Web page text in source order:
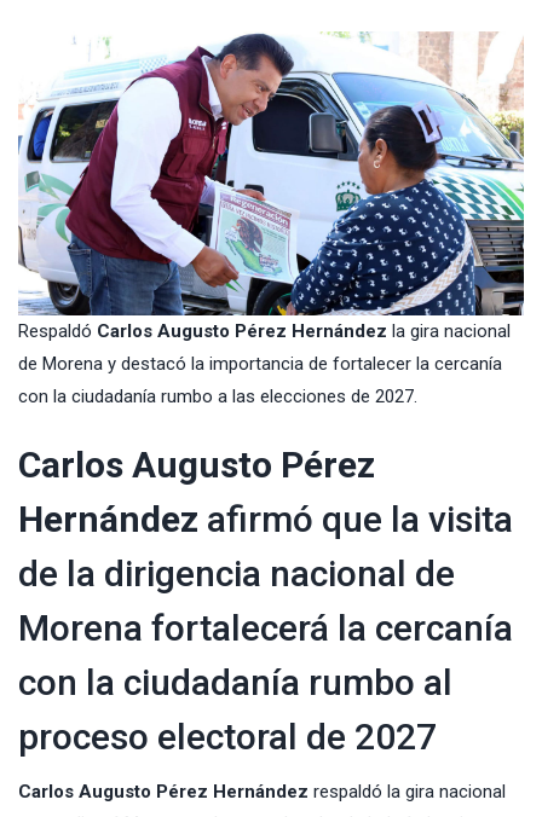
Respaldó Carlos Augusto Pérez Hernández la gira nacional
de Morena y destacó la importancia de fortalecer la cercanía
con la ciudadanía rumbo a las elecciones de 2027.
Carlos Augusto Pérez
Hernández afirmó que la visita
de la dirigencia nacional de
Morena fortalecerá la cercanía
con la ciudadanía rumbo al
proceso electoral de 2027
Carlos Augusto Pérez Hernández respaldó la gira nacional